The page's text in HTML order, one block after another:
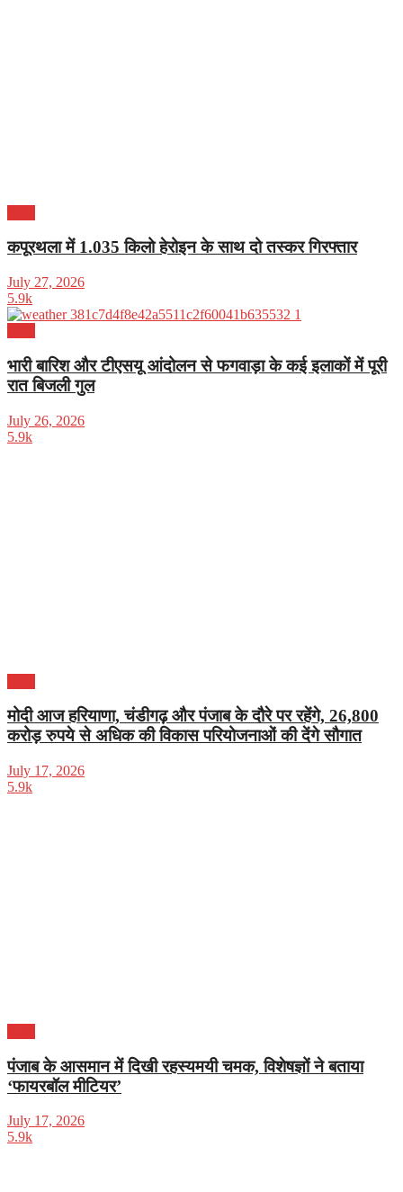
कपूरथला में 1.035 किलो हेरोइन के साथ दो तस्कर गिरफ्तार
July 27, 2026
5.9k
भारी बारिश और टीएसयू आंदोलन से फगवाड़ा के कई इलाकों में पूरी
रात बिजली गुल
July 26, 2026
5.9k
मोदी आज हरियाणा, चंडीगढ़ और पंजाब के दौरे पर रहेंगे, 26,800
करोड़ रुपये से अधिक की विकास परियोजनाओं की देंगे सौगात
July 17, 2026
5.9k
पंजाब के आसमान में दिखी रहस्यमयी चमक, विशेषज्ञों ने बताया
‘फायरबॉल मीटियर’
July 17, 2026
5.9k